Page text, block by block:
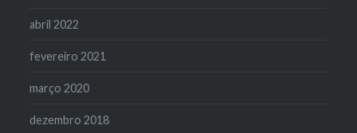
abril 2022
fevereiro 2021
março 2020
dezembro 2018